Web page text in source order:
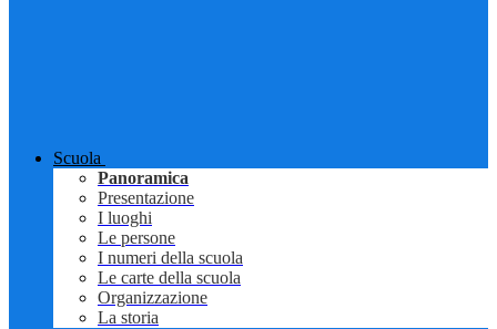
Scuola
Panoramica
Presentazione
I luoghi
Le persone
I numeri della scuola
Le carte della scuola
Organizzazione
La storia